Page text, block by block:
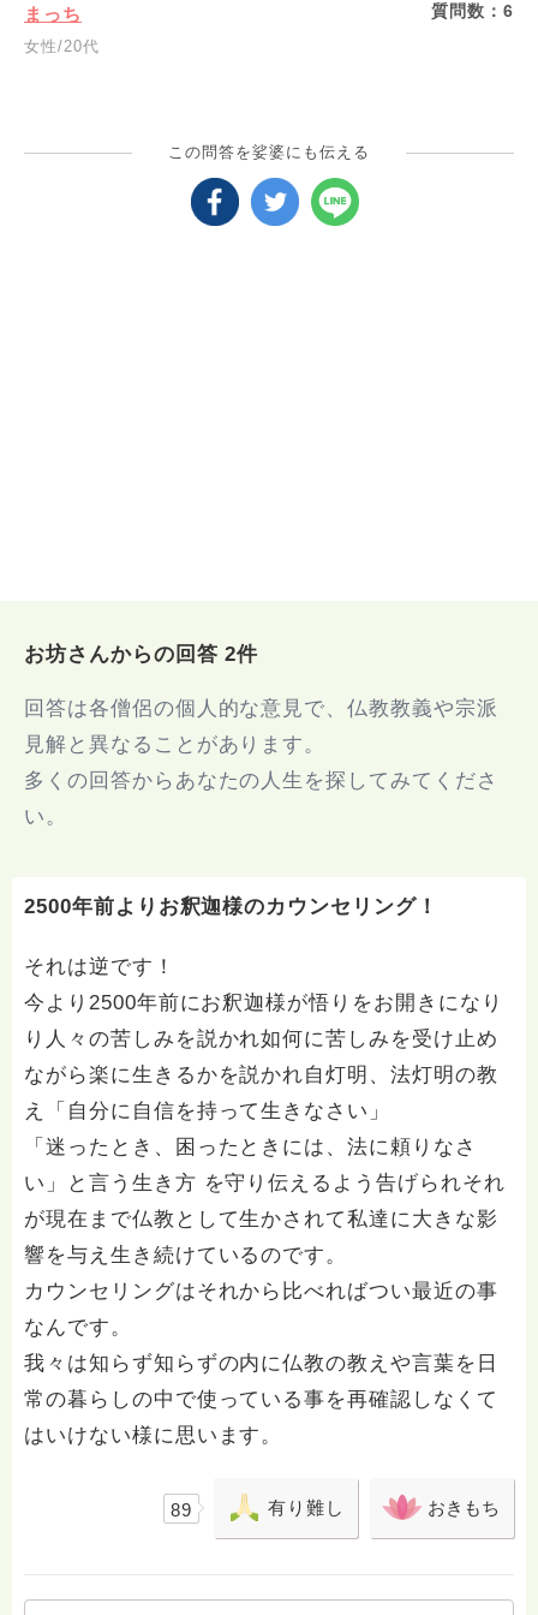
まっち
女性/20代
質問数：6
この問答を娑婆にも伝える
お坊さんからの回答 2件
回答は各僧侶の個人的な意見で、仏教教義や宗派
見解と異なることがあります。
多くの回答からあなたの人生を探してみてくださ
い。
2500年前よりお釈迦様のカウンセリング！
それは逆です！
今より2500年前にお釈迦様が悟りをお開きになり
り人々の苦しみを説かれ如何に苦しみを受け止め
ながら楽に生きるかを説かれ自灯明、法灯明の教
え「自分に自信を持って生きなさい」
「迷ったとき、困ったときには、法に頼りなさ
い」と言う生き方 を守り伝えるよう告げられそれ
が現在まで仏教として生かされて私達に大きな影
響を与え生き続けているのです。
カウンセリングはそれから比べればつい最近の事
なんです。
我々は知らず知らずの内に仏教の教えや言葉を日
常の暮らしの中で使っている事を再確認しなくて
はいけない様に思います。
89 有り難し おきもち